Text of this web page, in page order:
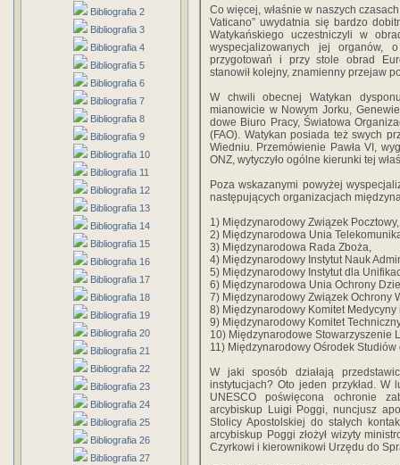
Bibliografia 2
Bibliografia 3
Bibliografia 4
Bibliografia 5
Bibliografia 6
Bibliografia 7
Bibliografia 8
Bibliografia 9
Bibliografia 10
Bibliografia 11
Bibliografia 12
Bibliografia 13
Bibliografia 14
Bibliografia 15
Bibliografia 16
Bibliografia 17
Bibliografia 18
Bibliografia 19
Bibliografia 20
Bibliografia 21
Bibliografia 22
Bibliografia 23
Bibliografia 24
Bibliografia 25
Bibliografia 26
Bibliografia 27
Co więcej, właśnie w naszych
Vaticano” uwydatnia się bardzo
Watykań­skiego uczestniczyli w
wyspecjalizowanych jej
przygotowań i przy stole obrad
stanowił kolejny, znamienny przejaw
W chwili obecnej Watykan
mianowicie w Nowym Jorku,
dowe Biuro Pracy, Światowa
(FAO). Watykan posiada też swych
Wiedniu. Przemówienie Pawła VI,
ONZ, wytyczyło ogól­ne kierunki tej
Poza wskazany­mi powyżej
następujących organizacjach
1) Międzynarodowy Związek Pocztowy,
2) Międzynarodowa Unia
3) Międzynarodowa Rada Zboża,
4) Międzynarodowy Instytut Nauk
5) Międzynarodowy Instytut dla
6) Międzynarodowa Unia Ochrony
7) Międzynarodowy Związek Ochrony
8) Międzynarodowy Komitet Medycyny
9) Międzynarodowy Komitet
10) Międzynarodowe Stowarzyszenie
11) Międzynarodowy Ośrodek
W jaki sposób działają
instytucjach? Oto jeden przykład. W
UNESCO poświęcona ochronie
arcybiskup Luigi Poggi, nuncjusz
Stolicy Apostolskiej do stałych
arcybiskup Poggi złożył wizyty
Czyrkowi i kierownikowi Urzędu do